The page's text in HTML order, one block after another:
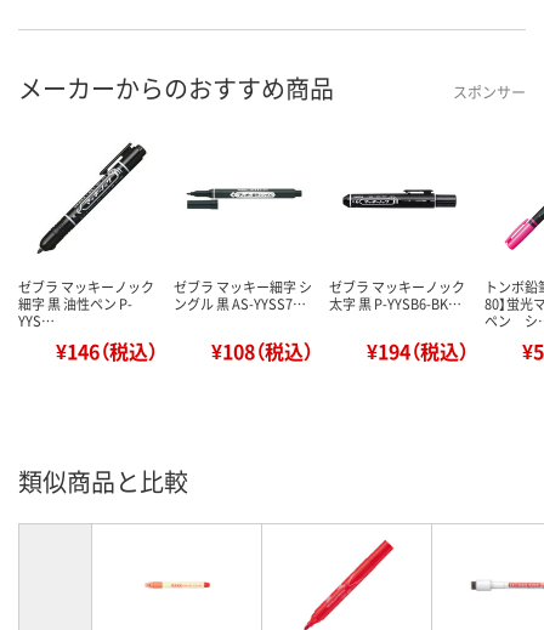
メーカーからのおすすめ商品 スポンサー
ゼブラ マッキーノック
細字 黒 油性ペン P-
YYS…
¥146（税込）
ゼブラ マッキー細字 シ
ングル 黒 AS-YYSS7…
¥108（税込）
ゼブラ マッキーノック
太字 黒 P-YYSB6-BK…
¥194（税込）
トンボ鉛
80】蛍光
ペン
類似商品と比較